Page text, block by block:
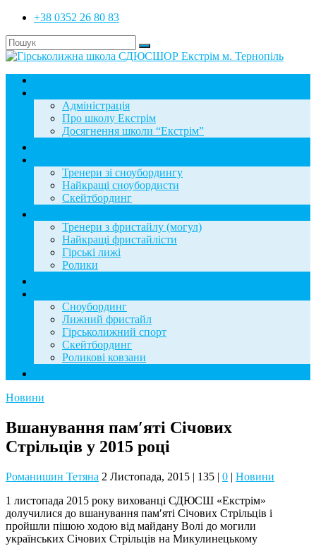
+38 0352 26 80 83
Адміністрація
Про школу Екстрім
Досягнення школи “Екстрім”
Тренери зі сноубордингу
Найкращі сноубордисти
Скейтбординг
Тренери з фристайлу (могул)
Найкращі фристайлісти
Гірські лижі
Ролики
Сноубординг
Лижний фристайл
Гірськолижний спорт
Скейтбординг
Роликові ковзани
Новини
Вшанування пам′яті Січових
Стрільців у 2015 році
Романишин Тетяна 2 Листопада, 2015 | 135 | 0 | Новини
1 листопада 2015 року вихованці СДЮСШ «Екстрім»
долучилися до вшанування пам′яті Січових Стрільців і
пройшли пішою ходою від майдану Волі до могили
українських Січових Стрільців на Микулинецькому